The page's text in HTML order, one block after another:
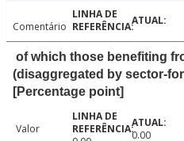
Comentário
of which those benefiting
(disaggregated by sector-
[Percentage point]
Valor
0.00